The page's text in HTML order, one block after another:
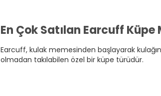
En Çok Satılan Earcuff
Earcuff, kulak memesinden başlayarak
olmadan takılabilen özel bir küpe türüdür.